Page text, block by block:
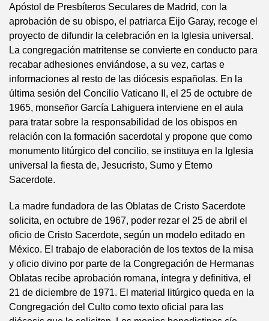
Apóstol de Presbíteros Seculares de Madrid, con la
aprobación de su obispo, el patriarca Eijo Garay, recoge el
proyecto de difundir la celebración en la Iglesia universal.
La congregación matritense se convierte en conducto para
recabar adhesiones enviándose, a su vez, cartas e
informaciones al resto de las diócesis españolas. En la
última sesión del Concilio Vaticano II, el 25 de octubre de
1965, monseñor García Lahiguera interviene en el aula
para tratar sobre la responsabilidad de los obispos en
relación con la formación sacerdotal y propone que como
monumento litúrgico del concilio, se instituya en la Iglesia
universal la fiesta de, Jesucristo, Sumo y Eterno
Sacerdote.
La madre fundadora de las Oblatas de Cristo Sacerdote
solicita, en octubre de 1967, poder rezar el 25 de abril el
oficio de Cristo Sacerdote, según un modelo editado en
México. El trabajo de elaboración de los textos de la misa
y oficio divino por parte de la Congregación de Hermanas
Oblatas recibe aprobación romana, íntegra y definitiva, el
21 de diciembre de 1971. El material litúrgico queda en la
Congregación del Culto como texto oficial para las